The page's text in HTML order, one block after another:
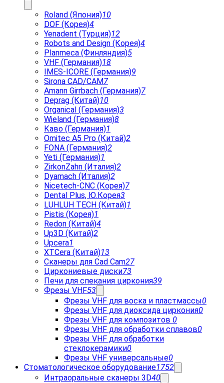
Roland (Япония)10
DOF (Корея)4
Yenadent (Турция)12
Robots and Design (Корея)4
Planmeca (Финляндия)5
VHF (Германия)18
IMES-ICORE (Германия)9
Sirona CAD/CAM7
Amann Girrbach (Германия)7
Deprag (Китай)10
Organical (Германия)3
Wieland (Германия)8
Каво (Германия)1
Omitec A5 Pro (Китай)2
FONA (Германия)2
Yeti (Германия)1
ZirkonZahn (Италия)2
Dyamach (Италия)2
Nicetech-CNC (Корея)7
Dental Plus, Ю.Корея3
LUHLUH TECH (Китай)1
Pistis (Корея)1
Redon (Китай)4
Up3D (Китай)2
Upcera1
XTCera (Китай)13
Сканеры для Cad Cam27
Циркониевые диски73
Печи для спекания циркония39
Фрезы VHF53
Фрезы VHF для воска и пластмассы0
Фрезы VHF для диоксида циркония0
Фрезы VHF для композитов 0
Фрезы VHF для обработки сплавов0
Фрезы VHF для обработки
стеклокерамики0
Фрезы VHF универсальные0
Стоматологическое оборудование1752
Интраоральные сканеры 3D40